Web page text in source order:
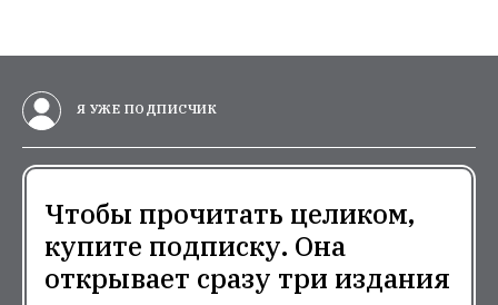
Я УЖЕ ПОДПИСЧИК
Чтобы прочитать целиком,
купите подписку. Она
открывает сразу три издания